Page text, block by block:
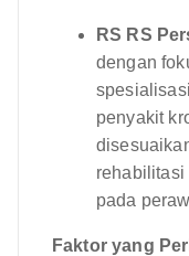
RS RS
dengan
penyakit
rehabilitasi
pada
Faktor yang